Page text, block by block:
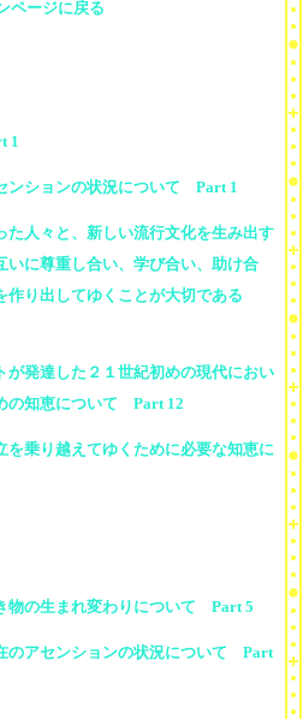
ページに戻る
1
ンションの状況について Part 1
た人々と、新しい流行文化を生み出す
いに尊重し合い、学び合い、助け合
作り出してゆくことが大切である
が発達した２１世紀初めの現代におい
の知恵について Part 12
を乗り越えてゆくために必要な知恵に
物の生まれ変わりについて Part 5
のアセンションの状況について Part